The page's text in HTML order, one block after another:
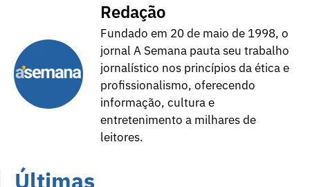
Redação
Fundado em 20 de maio de 1998, o
jornal A Semana pauta seu trabalho
jornalístico nos princípios da ética e
profissionalismo, oferecendo
informação, cultura e
entretenimento a milhares de
leitores.
Últimas